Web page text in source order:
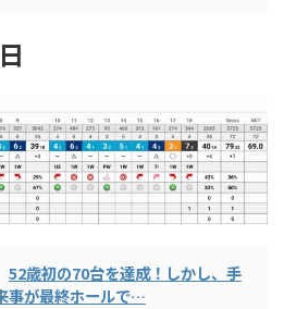
52歳初の70台を達成！しかし、手
事が最終ホールで…